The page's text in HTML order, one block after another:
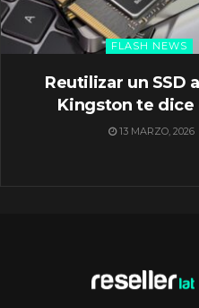
FLASH NEWS
Reutilizar un SSD
Kingston te dice
13 MARZO, 2026